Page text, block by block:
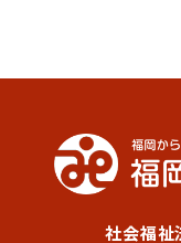
社会福祉